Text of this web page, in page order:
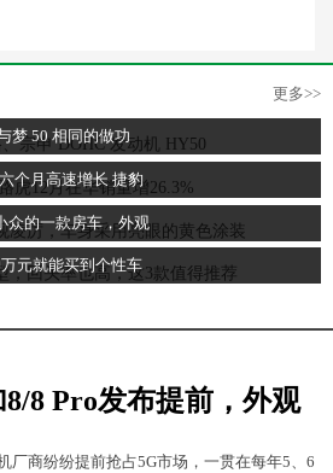
更多>>
梦 50 相同的做功
个月高速增长 捷豹
众的一款房车，外观
元就能买到个性车
8 Pro发布提前，外观
厂商纷纷提前抢占5G市场，一贯在每年5、6